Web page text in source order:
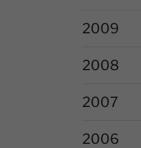
2009
2008
2007
2006